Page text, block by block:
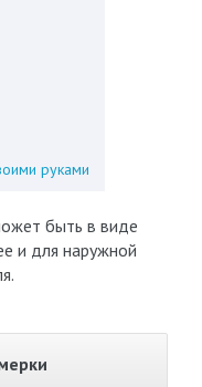
руками
быть в виде
и для наружной